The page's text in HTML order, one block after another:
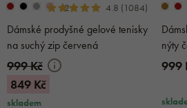
+2 4.8 (1084)
Dámské prodyšné gelové tenisky
na suchý zip červená
999 Kč
849 Kč
skladem
nýty
999